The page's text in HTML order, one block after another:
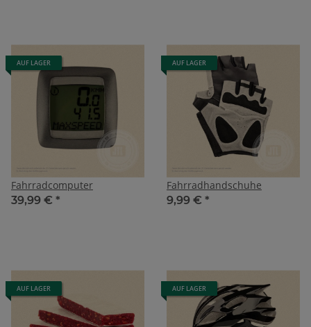
AUF LAGER
Fahrradcomputer
39,99 € *
AUF LAGER
Fahrradhandschuhe
9,99 € *
AUF LAGER AUF LAGER